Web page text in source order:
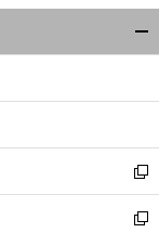
ウ
ィ
ン
ウ
開
く
新
し
い
新